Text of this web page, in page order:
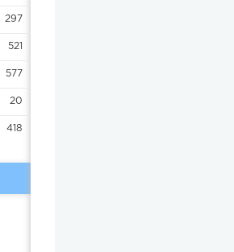
297
521
577
20
418